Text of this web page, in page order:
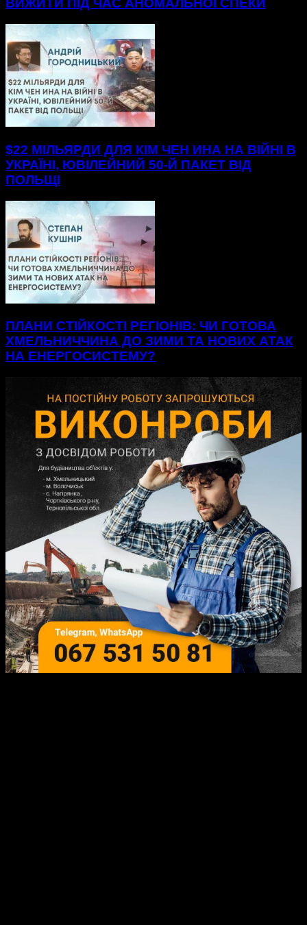
ВИЖИТИ ПІД ЧАС АНОМАЛЬНОЇ СПЕКИ
$22 МІЛЬЯРДИ ДЛЯ КІМ ЧЕН ИНА НА ВІЙНІ В
УКРАЇНІ, ЮВІЛЕЙНИЙ 50-Й ПАКЕТ ВІД
ПОЛЬЩІ
ПЛАНИ СТІЙКОСТІ РЕГІОНІВ: ЧИ ГОТОВА
ХМЕЛЬНИЧЧИНА ДО ЗИМИ ТА НОВИХ АТАК
НА ЕНЕРГОСИСТЕМУ?